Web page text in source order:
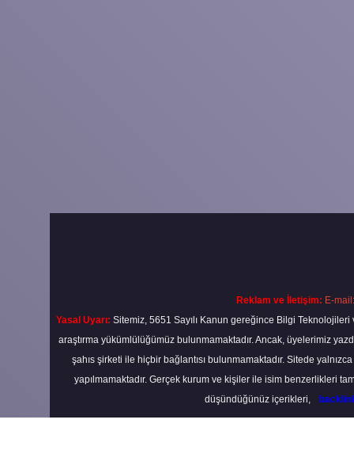
Reklam ve İletişim: E-mail:
Yasal Uyarı: Sitemiz, 5651 Sayılı Kanun gereğince Bilgi
araştırma yükümlülüğümüz bulunmamaktadır. Ancak, üyelerimiz
şahıs şirketi ile hiçbir bağlantısı bulunmamaktadır. Sitede
yapılmamaktadır. Gerçek kurum ve kişiler ile isim benzerlikleri
düşündüğünüz içerikleri,